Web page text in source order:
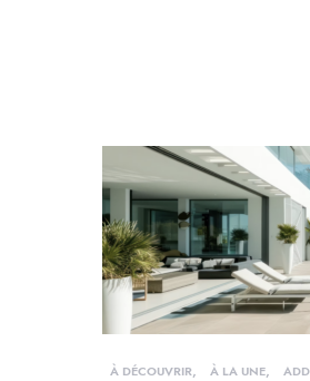
À DÉCOUVRIR À LA UNE